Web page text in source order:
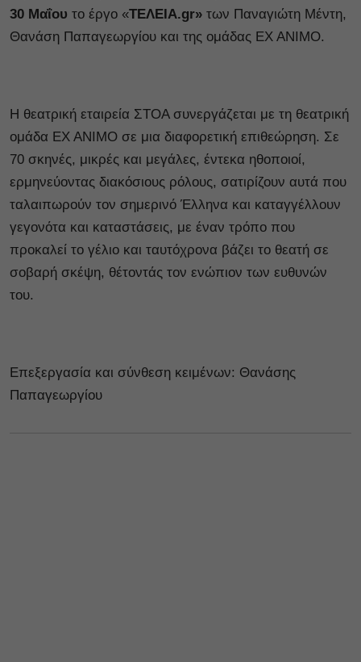
30 Μαΐου το έργο «ΤΕΛΕΙΑ.gr» των Παναγιώτη Μέντη,
Θανάση Παπαγεωργίου και της ομάδας ΕΧ ΑΝΙΜΟ.
Η θεατρική εταιρεία ΣΤΟΑ συνεργάζεται με τη θεατρική
ομάδα ΕΧ ΑΝΙΜΟ σε μια διαφορετική επιθεώρηση. Σε
70 σκηνές, μικρές και μεγάλες, έντεκα ηθοποιοί,
ερμηνεύοντας διακόσιους ρόλους, σατιρίζουν αυτά που
ταλαιπωρούν τον σημερινό Έλληνα και καταγγέλλουν
γεγονότα και καταστάσεις, με έναν τρόπο που
προκαλεί το γέλιο και ταυτόχρονα βάζει το θεατή σε
σοβαρή σκέψη, θέτοντάς τον ενώπιον των ευθυνών
του.
Επεξεργασία και σύνθεση κειμένων: Θανάσης
Παπαγεωργίου